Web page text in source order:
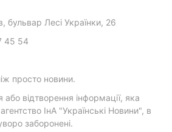
бульвар Лесі Українки, 26
45 54
просто новини.
відтворення інформації, яка
ІнА "Українські Новини", в
заборонені.